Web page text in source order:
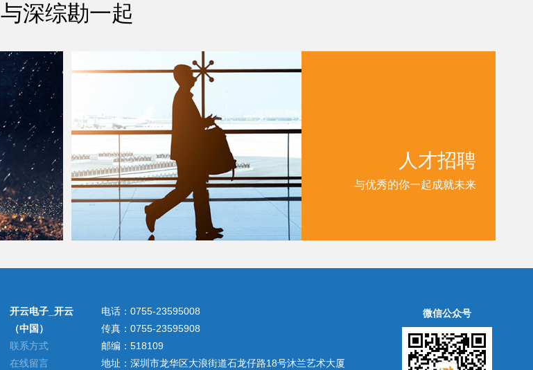
与深综勘一起
人才招聘
与优秀的你一起成就未来
开云电子_开云
（中国）
联系方式
在线留言
微信公众号
电话：0755-23595008
传真：0755-23595908
邮编：518109
地址：深圳市龙华区大浪街道石龙仔路18号沐兰艺术大厦